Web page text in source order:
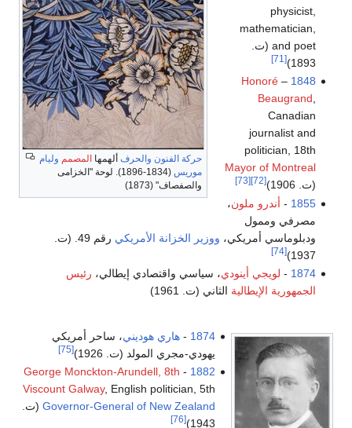
حركة الفنون والحرف ألهمها المصمم وليام
موريس
(1834-1896). لوحة "الخزامى
والصفصاف" (1873)
physicist,
mathematician,
and poet (ت.
1893)
[71]
1848
–
Honoré
Beaugrand,
Canadian
journalist and
politician, 18th
Mayor of Montreal
(ت. 1906)
[72]
[73]
1855
- أندرو ملون،
مصرفي وممول
ودبلوماسي أمريكي، ووزير الخزانة الأمريكي
رقم 49. (ت.
1937)
[74]
1874
- لويجي أينودي، سياسي واقتصادي إيطالي، رئيس
الجمهورية الإيطالية الثاني (ت. 1961)
1874
- هاري هوديني، ساحر أمريكي
يهودي-مجري المولد (ت. 1926)
[75]
1882
-
George Monckton-Arundell, 8th
Viscount Galway, English politician, 5th
Governor-General of New Zealand(ت.
1943)
[76]